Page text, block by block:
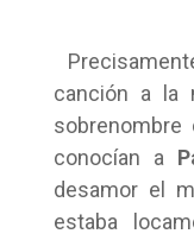
canción a la
conocían a
desamor el
estaba